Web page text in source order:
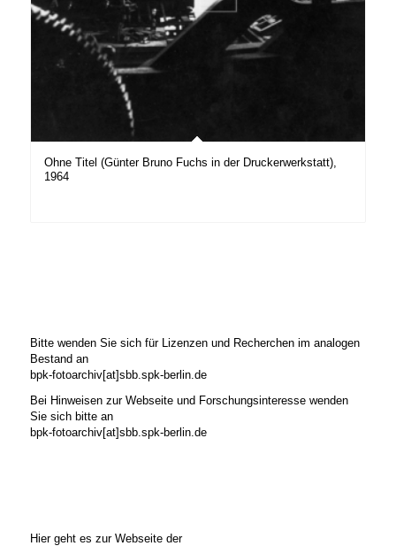
Ohne Titel (Günter Bruno Fuchs in der Druckerwerkstatt),
1964
Bitte wenden Sie sich für Lizenzen und Recherchen im analogen
Bestand an
bpk-fotoarchiv[at]sbb.spk-berlin.de
Bei Hinweisen zur Webseite und Forschungsinteresse wenden
Sie sich bitte an
bpk-fotoarchiv[at]sbb.spk-berlin.de
Hier geht es zur Webseite der